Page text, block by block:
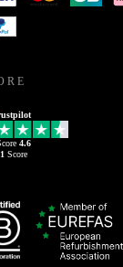
4.6
Score